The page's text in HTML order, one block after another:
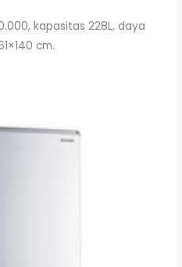
kapasitas 228L, daya
cm.